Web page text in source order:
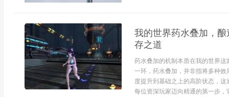
我的世界药水叠加，
存之道
药水叠加的机制本质在我的世界
一环，药水叠加，并非指将多种
度提升到基础之上的高阶状态，
每位资深玩家迈向精通的第一步